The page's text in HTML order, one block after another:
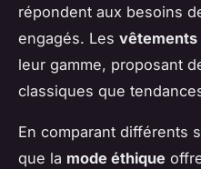
répondent aux besoins
engagés. Les vêtements
leur gamme, proposant
classiques que
En comparant différents
que la mode éthique